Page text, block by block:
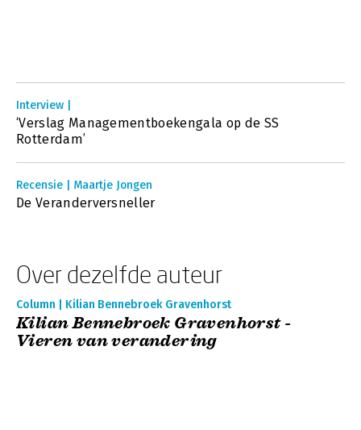
Interview |
‘Verslag Managementboekengala op de SS
Rotterdam’
Recensie | Maartje Jongen
De Veranderversneller
Over dezelfde auteur
Column | Kilian Bennebroek Gravenhorst
Kilian Bennebroek Gravenhorst -
Vieren van verandering